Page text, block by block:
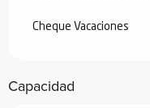
Cheque Vacaciones
Capacidad